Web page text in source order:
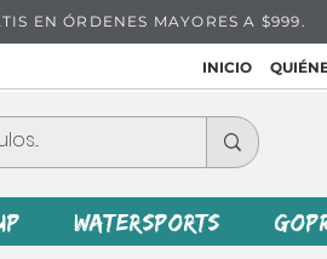
EN ÓRDENES MAYORES A $999.
INICIO
WATERSPORTS